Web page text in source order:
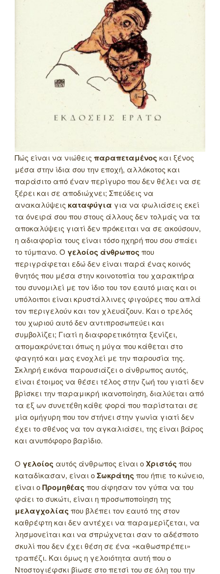
Πώς είναι να νιώθεις παραπεταμένος και ξένος
μέσα στην ίδια σου την εποχή, αλλόκοτος και
παράσιτο από έναν περίγυρο που δεν θέλει να σε
ξέρει και σε αποδιώχνει; Σπεύδεις να
ανακαλύψεις καταφύγια για να φωλιάσεις εκεί
τα όνειρά σου που στους άλλους δεν τολμάς να τα
αποκαλύψεις γιατί δεν πρόκειται να σε ακούσουν,
η αδιαφορία τους είναι τόσο ηχηρή που σου σπάει
το τύμπανο. Ο γελοίος άνθρωπος που
περιγράφεται εδώ δεν είναι παρά ένας κοινός
θνητός που μέσα στην κοινοτοπία του χαρακτήρα
του συνομιλεί με τον ίδιο του τον εαυτό μιας και οι
υπόλοιποι είναι κρυστάλλινες φιγούρες που απλά
τον περιγελούν και τον χλευάζουν. Και ο τρελός
του χωριού αυτό δεν αντιπροσωπεύει και
συμβολίζει; Γιατί η διαφορετικότητα ξενίζει,
απομακρύνεται όπως η μύγα που κάθεται στο
φαγητό και μας ενοχλεί με την παρουσία της.
Σκληρή εικόνα παρουσιάζει ο άνθρωπος αυτός,
είναι έτοιμος να θέσει τέλος στην ζωή του γιατί δεν
βρίσκει την παραμικρή ικανοποίηση, διαλύεται από
τα εξ ων συνετέθη κάθε φορά που παρίσταται σε
μία ομήγυρη που τον στήνει στην γωνία γιατί δεν
έχει το σθένος να τον αγκαλιάσει, της είναι βάρος
και ανυπόφορο βαρίδιο.
Ο γελοίος αυτός άνθρωπος είναι οΧριστός που
καταδίκασαν, είναι οΣωκράτης που ήπιε το κώνειο,
είναι οΠρομηθέας που άφησαν τον γύπα να του
φάει το συκώτι, είναι η προσωποποίηση της
μελαγχολίας που βλέπει τον εαυτό της στον
καθρέφτη και δεν αντέχει να παραμερίζεται, να
λησμονείται και να σπρώχνεται σαν το αδέσποτο
σκυλί που δεν έχει θέση σε ένα «καθωσπρέπει»
τραπέζι. Και όμως η γελοιότητα αυτή που ο
Ντοστογιέφσκι βίωσε στο πετσί του σε όλη του την